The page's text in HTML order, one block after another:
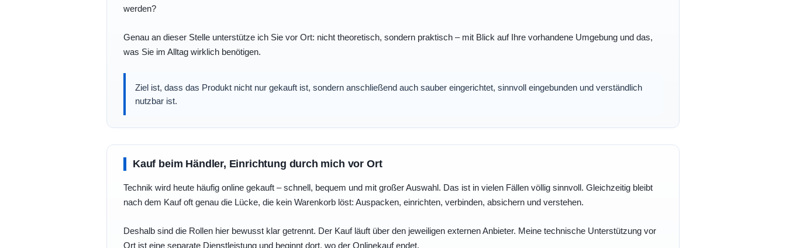
werden?
Genau an dieser Stelle unterstütze ich Sie vor Ort: nicht theoretisch, sondern praktisch – mit Blick auf Ihre vorhandene Umgebung und das,
was Sie im Alltag wirklich benötigen.
Ziel ist, dass das Produkt nicht nur gekauft ist, sondern anschließend auch sauber eingerichtet, sinnvoll eingebunden und verständlich
nutzbar ist.
Kauf beim Händler, Einrichtung durch mich vor Ort
Technik wird heute häufig online gekauft – schnell, bequem und mit großer Auswahl. Das ist in vielen Fällen völlig sinnvoll. Gleichzeitig bleibt
nach dem Kauf oft genau die Lücke, die kein Warenkorb löst: Auspacken, einrichten, verbinden, absichern und verstehen.
Deshalb sind die Rollen hier bewusst klar getrennt. Der Kauf läuft über den jeweiligen externen Anbieter. Meine technische Unterstützung vor
Ort ist eine separate Dienstleistung und beginnt dort, wo der Onlinekauf endet.